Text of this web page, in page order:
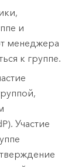
и
менеджера
к группе.
Участие